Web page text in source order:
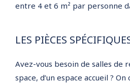
entre 4 et 6 m² par personne
LES PIÈCES
Avez-vous besoin de salles de
space, d’un espace accueil ?